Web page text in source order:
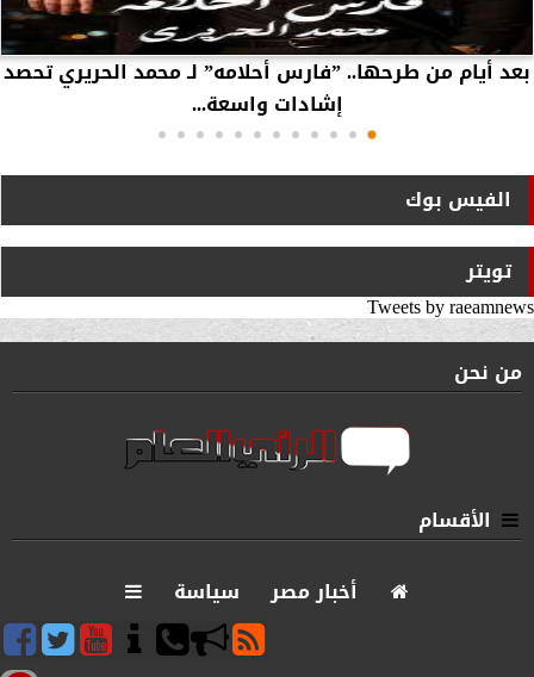
بعد أيام من طرحها.. ”فارس أحلامه” لـ محمد الحريري تحصد
إشادات واسعة...
الفيس بوك
تويتر
Tweets by raeamnews
من نحن
الأقسام
أخبار مصر
سياسة